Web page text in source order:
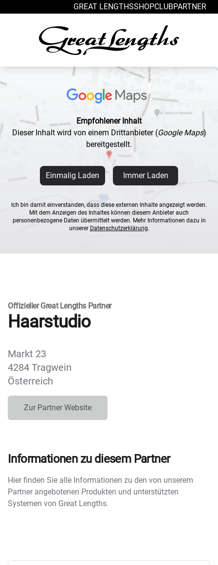
GREAT LENGTHSSHOPCLUBPARTNER
Empfohlener Inhalt
Dieser Inhalt wird von einem Drittanbieter (Google Maps)
bereitgestellt.
Einmalig Laden Immer Laden
Ich bin damit einverstanden, dass diese externen Inhalte angezeigt werden.
Mit dem Anzeigen des Inhaltes können diesem Anbieter auch
personenbezogene Daten übermittelt werden. Mehr Informationen dazu in
unserer Datenschutzerklärung.
Offizieller Great Lengths Partner
Haarstudio
Markt 23
4284 Tragwein
Österreich
Zur Partner Website
Informationen zu diesem Partner
Hier finden Sie alle Informationen zu den von unserem
Partner angebotenen Produkten und unterstützten
Systemen von Great Lengths.